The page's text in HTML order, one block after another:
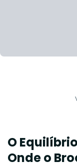
O
Onde o